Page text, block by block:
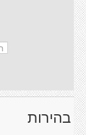
בהירות